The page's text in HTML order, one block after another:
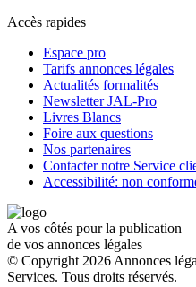
Accès rapides
Espace pro
Tarifs annonces légales
Actualités formalités
Newsletter JAL-Pro
Livres Blancs
Foire aux questions
Nos partenaires
Contacter notre Service
Accessibilité: non
A vos côtés pour la publication
de vos annonces légales
© Copyright 2026 Annonces
Services. Tous droits réservés.